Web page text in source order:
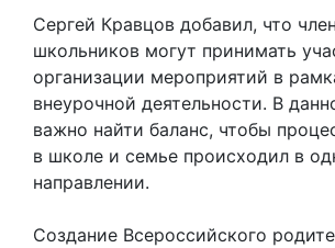
Сергей Кравцов добавил, что
школьников могут принимать
организации мероприятий в
внеурочной деятельности. В
важно найти баланс, чтобы
в школе и семье происходил в
направлении.
Создание Всероссийского